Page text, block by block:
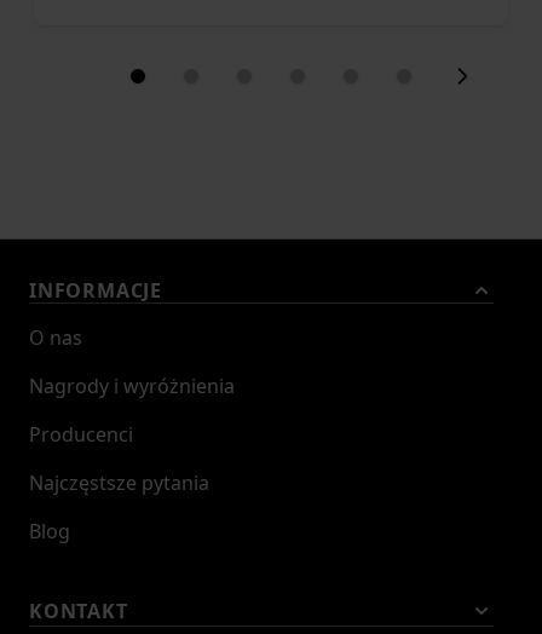
INFORMACJE
O nas
Nagrody i wyróżnienia
Producenci
Najczęstsze pytania
Blog
KONTAKT